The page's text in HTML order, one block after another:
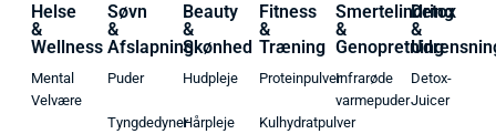
Helse
&
Wellness
Mental
Velvære
Søvn
&
Afslapning
Puder
Tyngdedyner
Beauty
&
Skønhed
Hudpleje
Hårpleje
Fitness
&
Træning
Proteinpulver
Kulhydratpulver
Smertelindring
&
Genopretning
Infrarøde
varmepuder
Detox
&
Detox-
Juicer